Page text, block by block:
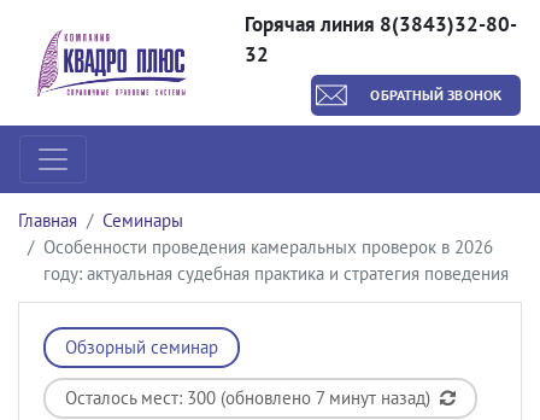
Горячая линия 8(3843)32-80-
32
ОБРАТНЫЙ ЗВОНОК
Главная
Семинары
Особенности проведения камеральных проверок в 2026
году: актуальная судебная практика и стратегия поведения
Обзорный семинар
Осталось мест: 300 (обновлено 7 минут назад)